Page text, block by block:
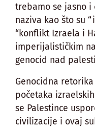
trebamo se jasno
naziva kao što su
“konflikt Izraela i
imperijalističkim
genocid nad
Genocidna
početaka
se Palestince
civilizacije i ovaj